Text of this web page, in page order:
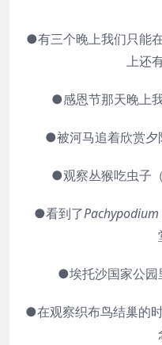
●有三个晚上我们只能
上还
●感恩节那天晚上
●被河马追着欣赏夕
●观察丛猴吃虫子
●看到了
●埃托沙国家公园
●在观察织布鸟结巢的